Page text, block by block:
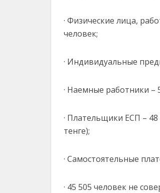
· Физические лица,
человек;
· Индивидуальные
· Наемные работники –
· Плательщики ЕСП –
тенге);
· Самостоятельные
· 45 505 человек не